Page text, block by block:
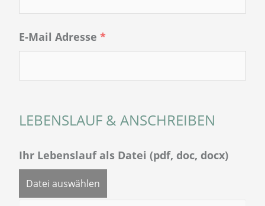
E-Mail Adresse *
LEBENSLAUF & ANSCHREIBEN
Ihr Lebenslauf als Datei (pdf, doc, docx)
Datei auswählen